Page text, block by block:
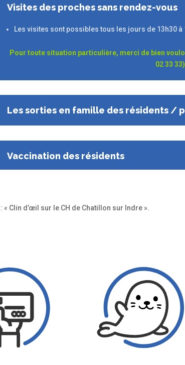
Visites des proches sans rendez-vous
Les visites sont possibles tous les jours de 13h30
Pour toute situation particulière, merci de bien
02 33
Les sorties en famille des résidents /
Vaccination des résidents
Clin d’œil sur le CH de Chatillon sur Indre ».